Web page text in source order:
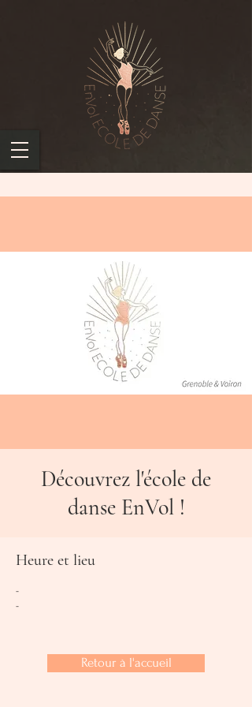
Découvrez l'école de
danse EnVol !
Heure et lieu
-
-
Retour à l'accueil